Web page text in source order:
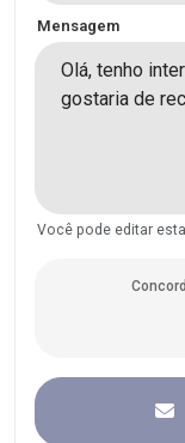
Mensagem
Você pode editar